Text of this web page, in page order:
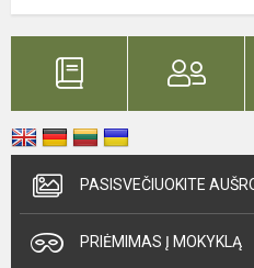
PASISVEČIUOKITE
PRIĖMIMAS Į MOKYKLĄ